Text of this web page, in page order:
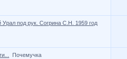
под рук. Согрина С.Н. 1959 год
Почемучка